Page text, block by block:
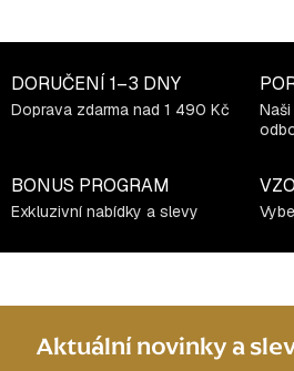
DORUČENÍ 1–3 DNY
Doprava zdarma nad 1 490 Kč
BONUS PROGRAM
Exkluzivní nabídky a slevy
Aktuální novinky a